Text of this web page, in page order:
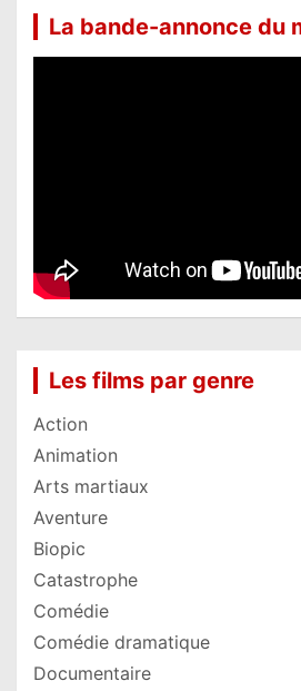
La bande-annonce du
Les films par genre
Action
Animation
Arts martiaux
Aventure
Biopic
Catastrophe
Comédie
Comédie dramatique
Documentaire